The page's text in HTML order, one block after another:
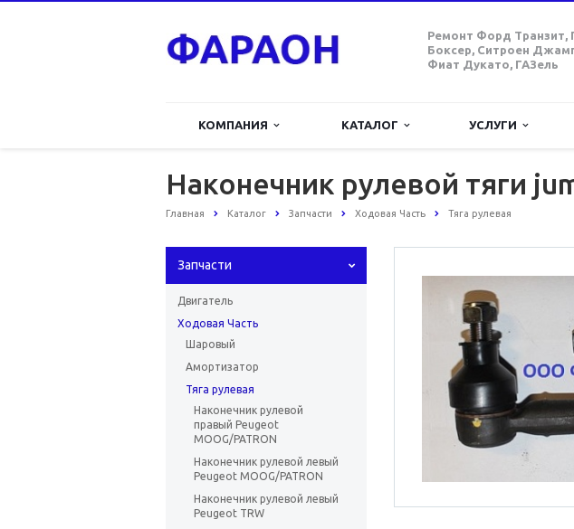
Ремонт Форд Транзит,
Боксер, Ситроен
Фиат Дукато, ГАЗель
КОМПАНИЯ КАТАЛОГ УСЛУГИ
Наконечник рулевой тяги
Главная Каталог Запчасти Ходовая Часть Тяга рулевая
Запчасти
Двигатель
Ходовая Часть
Шаровый
Амортизатор
Тяга рулевая
Наконечник рулевой
правый Peugeot
MOOG/PATRON
Наконечник рулевой левый
Peugeot MOOG/PATRON
Наконечник рулевой левый
Peugeot TRW